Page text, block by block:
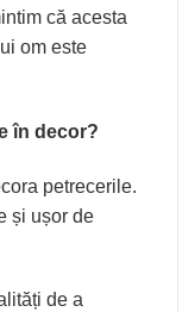
că acesta
om este
în decor?
petrecerile.
și ușor de
de a